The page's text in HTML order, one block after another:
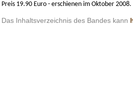
Preis 19.90 Euro - erschienen im Oktober 2008.
Das Inhaltsverzeichnis des Bandes kann